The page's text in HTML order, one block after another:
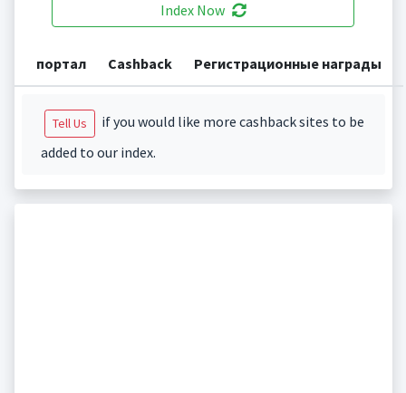
Index Now
портал Cashback Регистрационные награды
Tell Us
if you would like more cashback sites to be
added to our index.